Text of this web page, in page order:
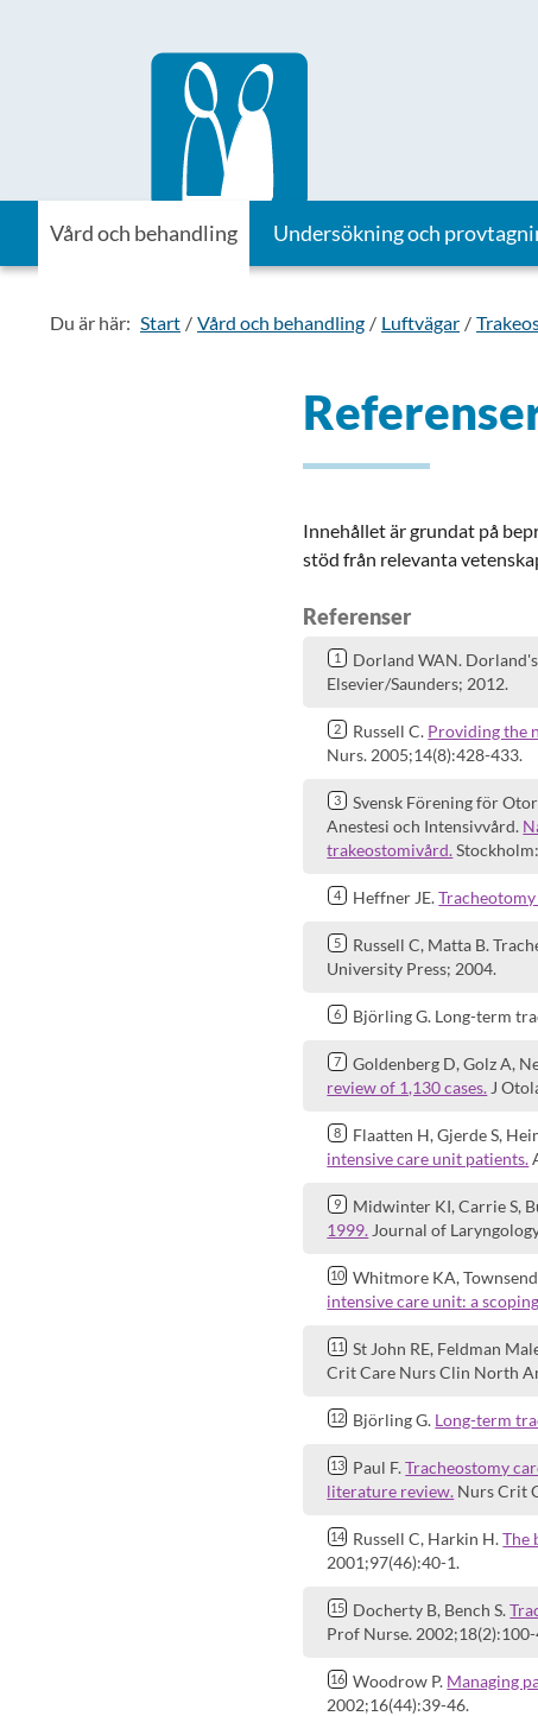
Till startsidan för Vårdhandboken
Vård och behandling Undersökning och
Du är här: Start Vård och behandling Luftvägar
Innehållet är grundat på
stöd från relevanta
Referenser
Dorland WAN.
Elsevier/Saunders; 2012.
Russell C. Providing the
Nurs. 2005;14(8):428-433.
Svensk Förening för
Anestesi och Intensivvård.
trakeostomivård.
Heffner JE.
Russell C, Matta B.
University Press; 2004.
Björling G. Long-term
Goldenberg D, Golz A,
review of 1,130 cases. J
Flaatten H, Gjerde S,
intensive care unit patients.
Midwinter KI, Carrie S,
1999. Journal of
Whitmore KA,
intensive care unit: a
St John RE, Feldman
Crit Care Nurs Clin North
Björling G. Long-term
Paul F.Tracheostomy
literature review. Nurs Crit
Russell C, Harkin H.The
2001;97(46):40-1.
Docherty B, Bench S.
Prof Nurse.
Woodrow P. Managing
2002;16(44):39-46.